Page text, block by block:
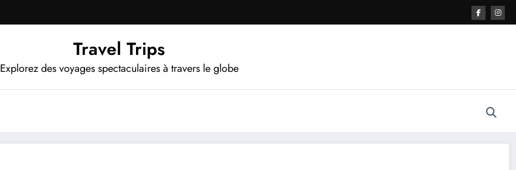
Travel Trips
Explorez des voyages spectaculaires à travers le globe